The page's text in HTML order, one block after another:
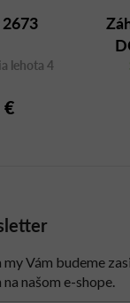
lehota 4
Vám budeme
našom e-shope.